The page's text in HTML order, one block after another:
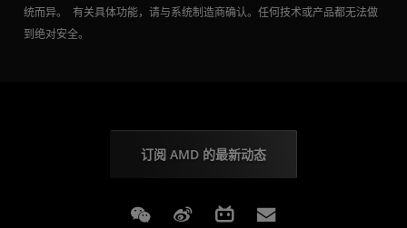
统而异。 有关具体功能，请与系统制造商确认。任何技术或产品都无法做
到绝对安全。
订阅 AMD 的最新动态
Weixin Weibo Bilibili